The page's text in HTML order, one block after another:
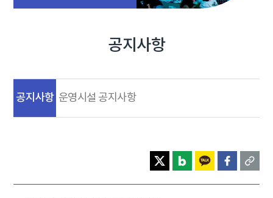
공지사항
공지사항 운영시설 공지사항